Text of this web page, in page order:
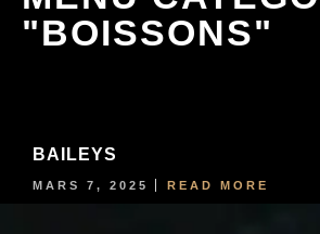
"BOISSONS"
BAILEYS
MARS 7, 2025 READ MORE